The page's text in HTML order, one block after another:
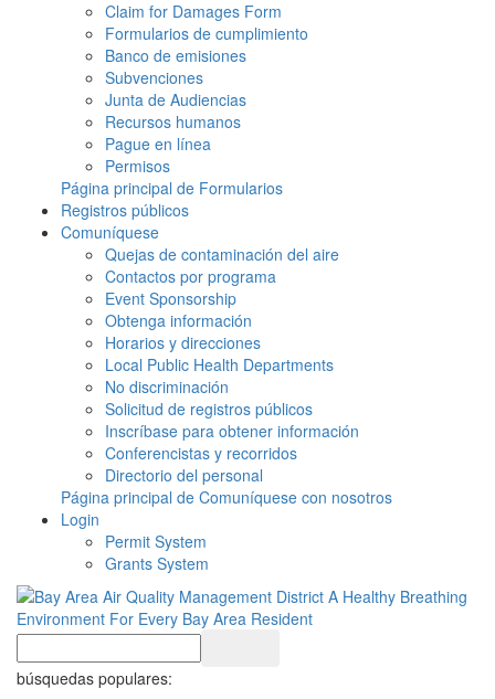
Claim for Damages Form
Formularios de cumplimiento
Banco de emisiones
Subvenciones
Junta de Audiencias
Recursos humanos
Pague en línea
Permisos
Página principal de Formularios
Registros públicos
Comuníquese
Quejas de contaminación del aire
Contactos por programa
Event Sponsorship
Obtenga información
Horarios y direcciones
Local Public Health Departments
No discriminación
Solicitud de registros públicos
Inscríbase para obtener información
Conferencistas y recorridos
Directorio del personal
Página principal de Comuníquese con nosotros
Login
Permit System
Grants System
búsquedas populares: